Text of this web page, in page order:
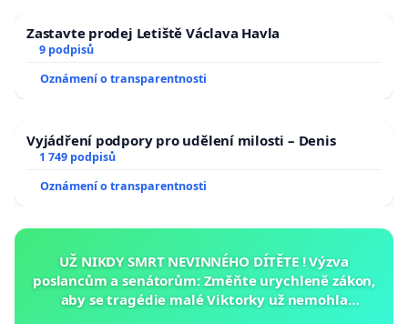
Zastavte prodej Letiště Václava Havla
9 podpisů
Oznámení o transparentnosti
Vyjádření podpory pro udělení milosti – Denis
1 749 podpisů
Oznámení o transparentnosti
UŽ NIKDY SMRT NEVINNÉHO DÍTĚTE ! Výzva
poslancům a senátorům: Změňte urychleně zákon,
aby se tragédie malé Viktorky už nemohla